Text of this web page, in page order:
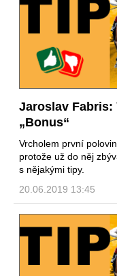
Jaroslav Fabris:
„Bonus“
Vrcholem první
protože už do něj
s nějakými tipy.
20.06.2019 13:45